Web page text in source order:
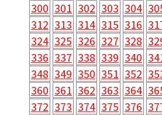
300 301 302 303 304
312 313 314 315 316
324 325 326 327 328
336 337 338 339 340
348 349 350 351 352
360 361 362 363 364
372 373 374 375 376